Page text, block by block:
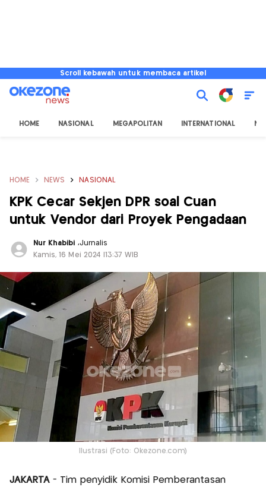
Scroll kebawah untuk membaca artikel
HOME NASIONAL MEGAPOLITAN INTERNATIONAL
HOME NEWS NASIONAL
KPK Cecar Sekjen DPR soal Cuan
untuk Vendor dari Proyek Pengadaan
Nur Khabibi ,Jurnalis
Kamis, 16 Mei 2024 |13:37 WIB
Ilustrasi (Foto: Okezone.com)
JAKARTA - Tim penyidik Komisi Pemberantasan